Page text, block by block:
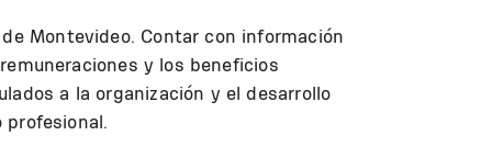
Montevideo. Contar con información
y los beneficios
a la organización y el desarrollo